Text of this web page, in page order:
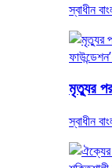
স্বাধীন
মৃত্যুর
স্বাধীন